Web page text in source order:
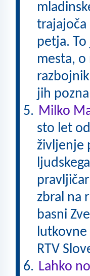
trajajoča
petja.
mesta,
jih
Milko
sto let
življenje
zbral na
basni
lutkovne
RTV
Lahko